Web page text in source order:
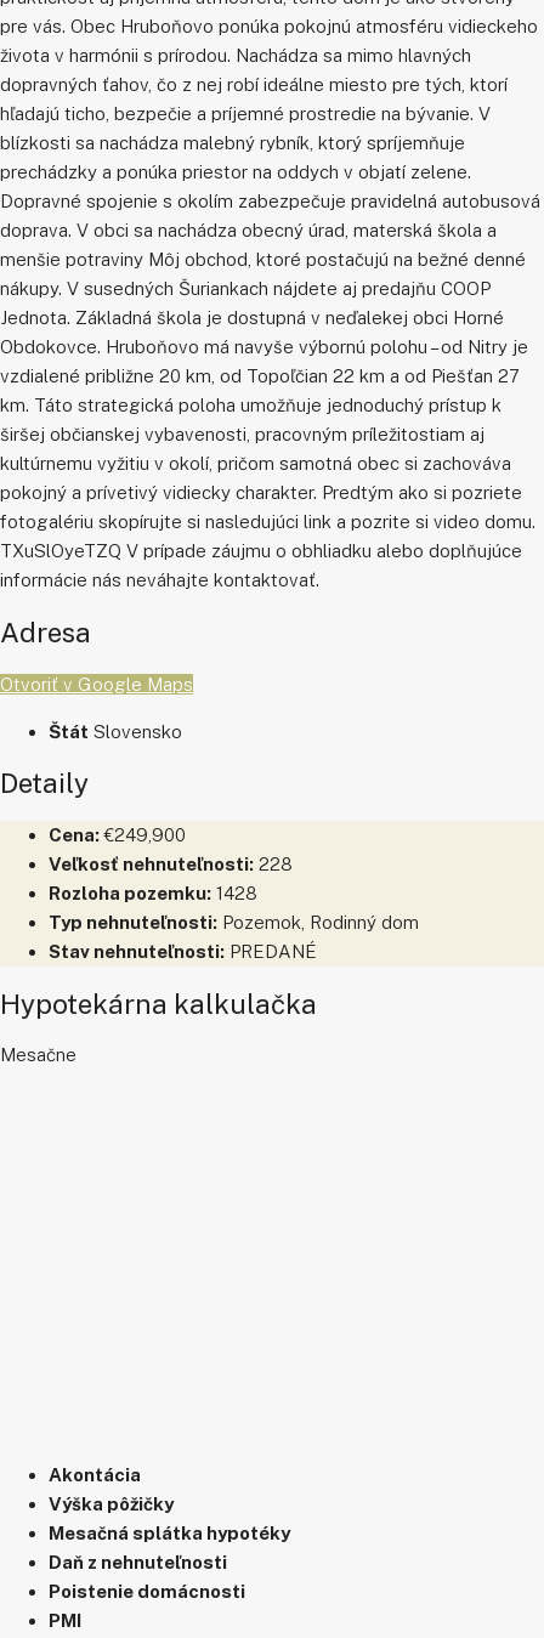
pre vás. Obec Hruboňovo ponúka pokojnú atmosféru vidieckeho
života v harmónii s prírodou. Nachádza sa mimo hlavných
dopravných ťahov, čo z nej robí ideálne miesto pre tých, ktorí
hľadajú ticho, bezpečie a príjemné prostredie na bývanie. V
blízkosti sa nachádza malebný rybník, ktorý spríjemňuje
prechádzky a ponúka priestor na oddych v objatí zelene.
Dopravné spojenie s okolím zabezpečuje pravidelná autobusová
doprava. V obci sa nachádza obecný úrad, materská škola a
menšie potraviny Môj obchod, ktoré postačujú na bežné denné
nákupy. V susedných Šuriankach nájdete aj predajňu COOP
Jednota. Základná škola je dostupná v neďalekej obci Horné
Obdokovce. Hruboňovo má navyše výbornú polohu – od Nitry je
vzdialené približne 20 km, od Topoľčian 22 km a od Piešťan 27
km. Táto strategická poloha umožňuje jednoduchý prístup k
širšej občianskej vybavenosti, pracovným príležitostiam aj
kultúrnemu vyžitiu v okolí, pričom samotná obec si zachováva
pokojný a prívetivý vidiecky charakter. Predtým ako si pozriete
fotogalériu skopírujte si nasledujúci link a pozrite si video domu.
TXuSlOyeTZQ V prípade záujmu o obhliadku alebo doplňujúce
informácie nás neváhajte kontaktovať.
Adresa
Otvoriť v Google Maps
Štát Slovensko
Detaily
Cena: €249,900
Veľkosť nehnuteľnosti: 228
Rozloha pozemku: 1428
Typ nehnuteľnosti: Pozemok, Rodinný dom
Stav nehnuteľnosti: PREDANÉ
Hypotekárna kalkulačka
Mesačne
Akontácia
Výška pôžičky
Mesačná splátka hypotéky
Daň z nehnuteľnosti
Poistenie domácnosti
PMI